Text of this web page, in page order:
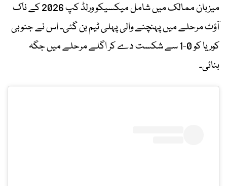
میزبان ممالک میں شامل میکسیکو ورلڈ کپ 2026 کے ناک
آؤٹ مرحلے میں پہنچنے والی پہلی ٹیم بن گئی۔ اس نے جنوبی
کوریا کو 0-1 سے شکست دے کر اگلے مرحلے میں جگہ
بنائی۔